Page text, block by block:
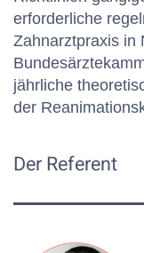
erforderliche
Zahnarztpraxis in
jährliche
der
Der Referent